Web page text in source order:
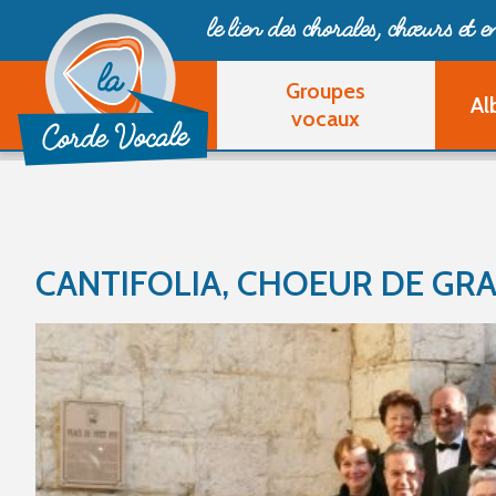
le lien des chorales, chœurset
Groupes
vocaux
CANTIFOLIA, CHOEUR DE